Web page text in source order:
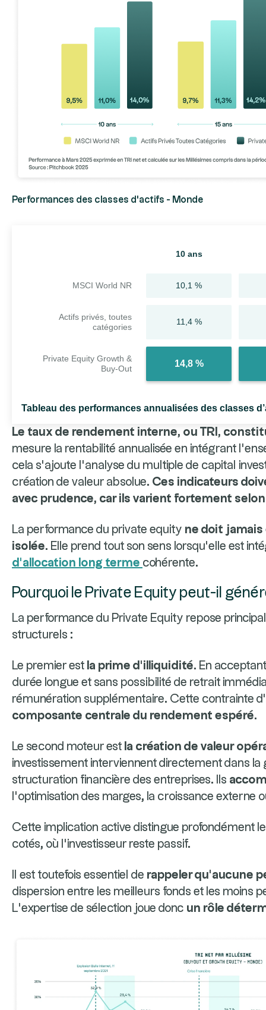
Performances des classes d'actifs - Monde
Tableau des performances annualisées des classes
10 ans
MSCI World NR 10,1 %
Actifs privés, toutes
catégories
11,4 %
Private Equity Growth &
Buy-Out
14,8 %
Le taux de rendement interne, ou TRI,
mesure la rentabilité annualisée en intégrant
cela s’ajoute l’analyse du multiple de capital
création de valeur absolue. Ces indicateurs
avec prudence, car ils varient fortement
La performance du private equity ne doit jamais
isolée. Elle prend tout son sens lorsqu’elle est
d’allocation long terme cohérente.
Pourquoi le Private Equity peut-il
La performance du Private Equity repose
structurels :
Le premier est la prime d’illiquidité. En
durée longue et sans possibilité de retrait
rémunération supplémentaire. Cette contrainte
composante centrale du rendement espéré.
Le second moteur est la création de valeur
investissement interviennent directement dans la
structuration financière des entreprises. Ils
l’optimisation des marges, la croissance externe
Cette implication active distingue profondément
cotés, où l’investisseur reste passif.
Il est toutefois essentiel de rappeler qu’aucune
dispersion entre les meilleurs fonds et les moins
L’expertise de sélection joue donc un rôle